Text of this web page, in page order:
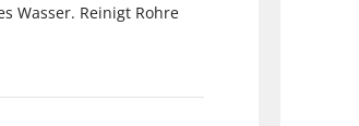
Wasser. Reinigt Rohre